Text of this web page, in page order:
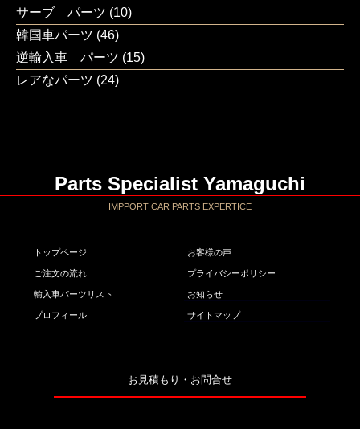
サーブ パーツ (10)
韓国車パーツ (46)
逆輸入車 パーツ (15)
レアなパーツ (24)
Parts Specialist Yamaguchi
IMPPORT CAR PARTS EXPERTICE
トップページ
ご注文の流れ
輸入車パーツリスト
プロフィール
お客様の声
プライバシーポリシー
お知らせ
サイトマップ
お見積もり・お問合せ